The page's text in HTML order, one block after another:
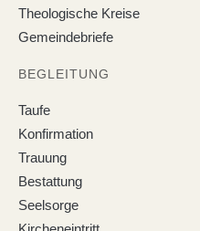
Theologische Kreise
Gemeindebriefe
BEGLEITUNG
Taufe
Konfirmation
Trauung
Bestattung
Seelsorge